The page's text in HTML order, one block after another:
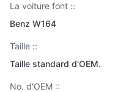
La voiture font ::
Benz W164
Taille ::
Taille standard d'OEM.
No. d'OEM ::